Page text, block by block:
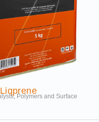
Liqprene